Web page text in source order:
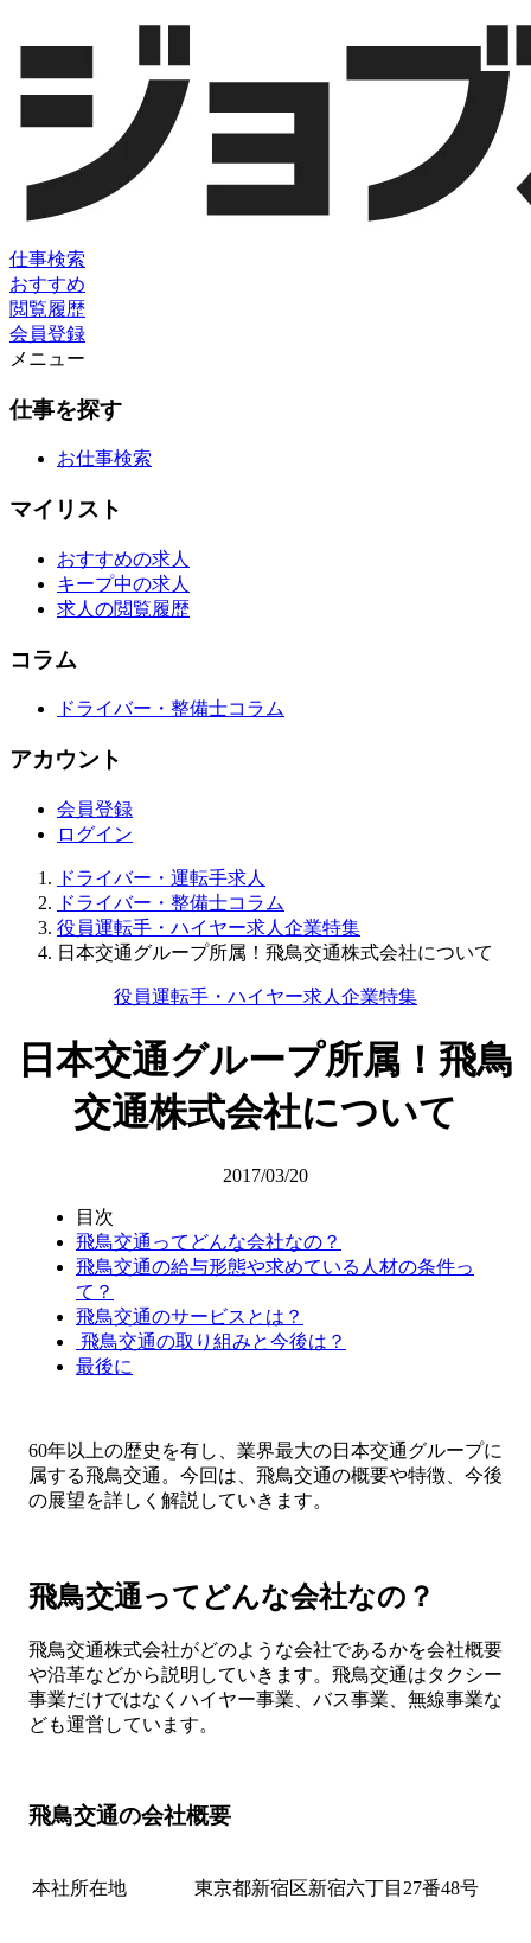
仕事検索
おすすめ
閲覧履歴
会員登録
メニュー
仕事を探す
お仕事検索
マイリスト
おすすめの求人
キープ中の求人
求人の閲覧履歴
コラム
ドライバー・整備士コラム
アカウント
会員登録
ログイン
ドライバー・運転手求人
ドライバー・整備士コラム
役員運転手・ハイヤー求人企業特集
日本交通グループ所属！飛鳥交通株式会社について
役員運転手・ハイヤー求人企業特集
日本交通グループ所属！飛鳥
交通株式会社について
2017/03/20
目次
飛鳥交通ってどんな会社なの？
飛鳥交通の給与形態や求めている人材の条件っ
て？
飛鳥交通のサービスとは？
飛鳥交通の取り組みと今後は？
最後に
60年以上の歴史を有し、業界最大の日本交通グループに
属する飛鳥交通。今回は、飛鳥交通の概要や特徴、今後
の展望を詳しく解説していきます。
飛鳥交通ってどんな会社なの？
飛鳥交通株式会社がどのような会社であるかを会社概要
や沿革などから説明していきます。飛鳥交通はタクシー
事業だけではなくハイヤー事業、バス事業、無線事業な
ども運営しています。
飛鳥交通の会社概要
本社所在地 東京都新宿区新宿六丁目27番48号